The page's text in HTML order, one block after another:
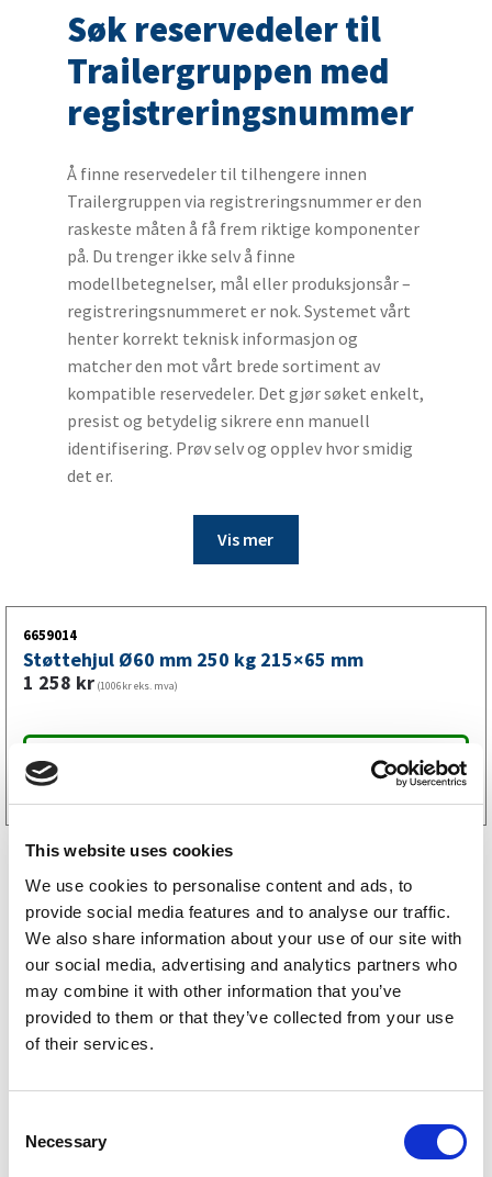
This website uses cookies
We use cookies to personalise content and ads, to
provide social media features and to analyse our traffic.
We also share information about your use of our site with
our social media, advertising and analytics partners who
may combine it with other information that you’ve
provided to them or that they’ve collected from your use
of their services.
Necessary
Søk reservedeler til
Trailergruppen med
registreringsnummer
Å finne reservedeler til tilhengere innen
Trailergruppen via registreringsnummer er den
raskeste måten å få frem riktige komponenter
på. Du trenger ikke selv å finne
modellbetegnelser, mål eller produksjonsår –
registreringsnummeret er nok. Systemet vårt
henter korrekt teknisk informasjon og
matcher den mot vårt brede sortiment av
kompatible reservedeler. Det gjør søket enkelt,
presist og betydelig sikrere enn manuell
identifisering. Prøv selv og opplev hvor smidig
det er.
Vis mer
6659014
Støttehjul Ø60 mm 250 kg 215×65 mm
1 258 kr (1006kr eks. mva)
ÅTM reservedeler